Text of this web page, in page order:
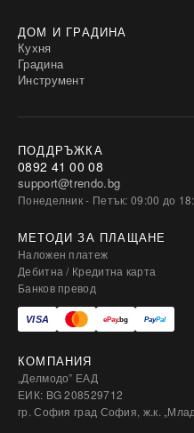
ДОМ И ГРАДИНА
Кухня
Градина
Инструмент
ПОДДРЪЖКА
0892 41 00 08
support@trendo.bg
Понеделник - Петък: 09:00 до
МЕТОДИ ЗА ПЛАЩАНЕ
Наложен платеж
Дебитна / Кредитна карта
Банков превод
КОМПАНИЯ
„Делмодо” ЕАД
ЕИК: BG 208529712
гр. София град София, ж.к.